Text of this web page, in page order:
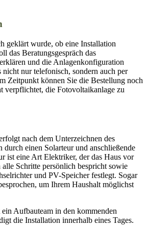
geklärt wurde, ob eine Installation
das Beratungsgespräch das
und die Anlagenkonfiguration
nur telefonisch, sondern auch per
Zeitpunkt können Sie die Bestellung noch
verpflichtet, die Fotovoltaikanlage zu
nach dem Unterzeichnen des
durch einen Solarteur und anschließende
ist eine Art Elektriker, der das Haus vor
Schritte persönlich bespricht sowie
und PV-Speicher festlegt. Sogar
um Ihrem Haushalt möglichst
ein Aufbauteam in den kommenden
die Installation innerhalb eines Tages.